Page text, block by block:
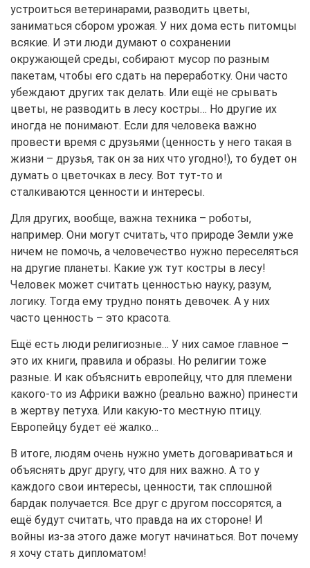
устроиться ветеринарами, разводить цветы,
заниматься сбором урожая. У них дома есть питомцы
всякие. И эти люди думают о сохранении
окружающей среды, собирают мусор по разным
пакетам, чтобы его сдать на переработку. Они часто
убеждают других так делать. Или ещё не срывать
цветы, не разводить в лесу костры… Но другие их
иногда не понимают. Если для человека важно
провести время с друзьями (ценность у него такая в
жизни – друзья, так он за них что угодно!), то будет он
думать о цветочках в лесу. Вот тут-то и
сталкиваются ценности и интересы.
Для других, вообще, важна техника – роботы,
например. Они могут считать, что природе Земли уже
ничем не помочь, а человечество нужно переселяться
на другие планеты. Какие уж тут костры в лесу!
Человек может считать ценностью науку, разум,
логику. Тогда ему трудно понять девочек. А у них
часто ценность – это красота.
Ещё есть люди религиозные… У них самое главное –
это их книги, правила и образы. Но религии тоже
разные. И как объяснить европейцу, что для племени
какого-то из Африки важно (реально важно) принести
в жертву петуха. Или какую-то местную птицу.
Европейцу будет её жалко…
В итоге, людям очень нужно уметь договариваться и
объяснять друг другу, что для них важно. А то у
каждого свои интересы, ценности, так сплошной
бардак получается. Все друг с другом поссорятся, а
ещё будут считать, что правда на их стороне! И
войны из-за этого даже могут начинаться. Вот почему
я хочу стать дипломатом!